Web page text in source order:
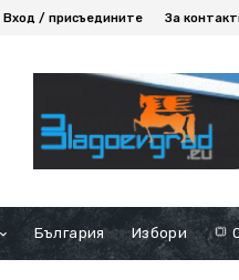
Вход / присъедините За
България Избори